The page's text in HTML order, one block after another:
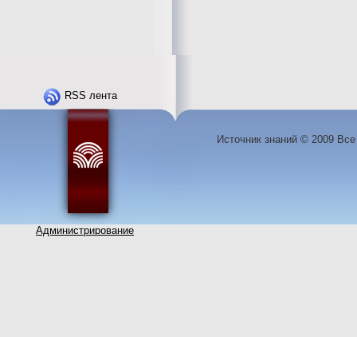
RSS лента
Администрирование
Источник знаний © 2009